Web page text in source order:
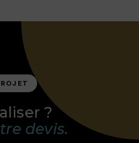
?
devis.